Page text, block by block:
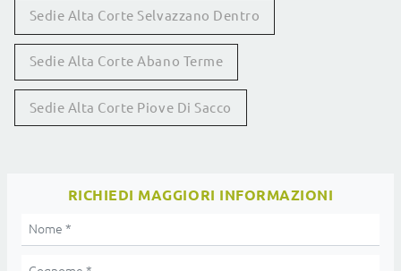
Sedie Alta Corte Selvazzano Dentro
Sedie Alta Corte Abano Terme
Sedie Alta Corte Piove Di Sacco
RICHIEDI MAGGIORI INFORMAZIONI